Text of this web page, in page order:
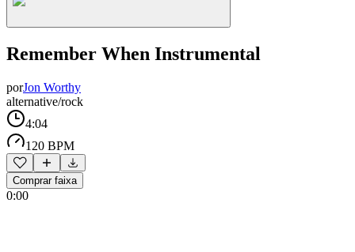
Remember When Instrumental
porJon Worthy
alternative/rock
4:04
120 BPM
Comprar faixa
0:00